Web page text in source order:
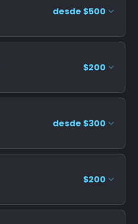
desde $500
$200
desde $300
$200